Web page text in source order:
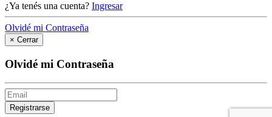
¿Ya tenés una cuenta? Ingresar
Olvidé mi Contraseña
× Cerrar
Olvidé mi Contraseña
Registrarse